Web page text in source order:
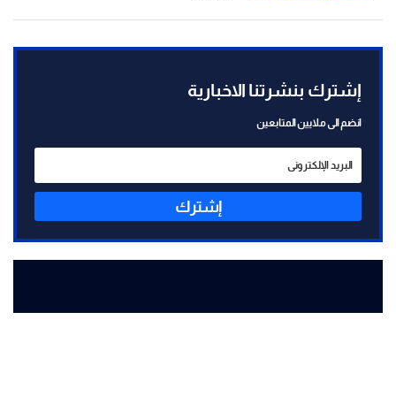
إشترك بنشرتنا الاخبارية
انضم الى ملايين المتابعين
إشترك